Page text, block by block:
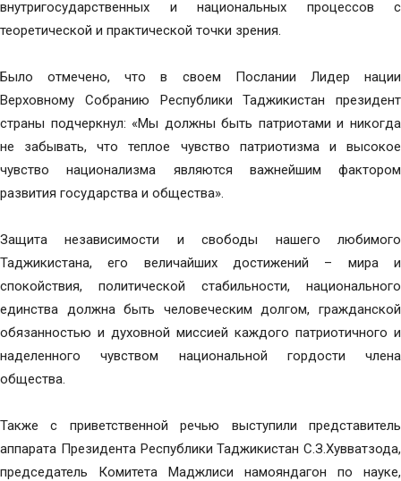
внутригосударственных и национальных процессов с
теоретической и практической точки зрения.
Было отмечено, что в своем Послании Лидер нации
Верховному Собранию Республики Таджикистан президент
страны подчеркнул: «Мы должны быть патриотами и никогда
не забывать, что теплое чувство патриотизма и высокое
чувство национализма являются важнейшим фактором
развития государства и общества».
Защита независимости и свободы нашего любимого
Таджикистана, его величайших достижений – мира и
спокойствия, политической стабильности, национального
единства должна быть человеческим долгом, гражданской
обязанностью и духовной миссией каждого патриотичного и
наделенного чувством национальной гордости члена
общества.
Также с приветственной речью выступили представитель
аппарата Президента Республики Таджикистан С.З.Хувватзода,
председатель Комитета Маджлиси намояндагон по науке,